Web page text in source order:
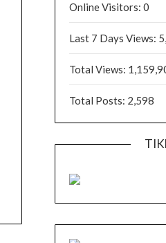
Online Visitors: 0
Last 7 Days Views:
Total Views:
Total Posts: 2,598